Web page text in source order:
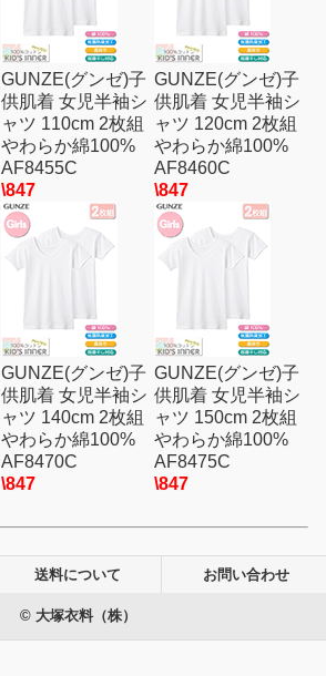
GUNZE(グンゼ)子
供肌着 女児半袖シ
ャツ 110cm 2枚組
やわらか綿100%
AF8455C
\847
GUNZE(グンゼ)子
供肌着 女児半袖シ
ャツ 120cm 2枚組
やわらか綿100%
AF8460C
\847
GUNZE(グンゼ)子
供肌着 女児半袖シ
ャツ 140cm 2枚組
やわらか綿100%
AF8470C
\847
GUNZE(グンゼ)子
供肌着 女児半袖シ
ャツ 150cm 2枚組
やわらか綿100%
AF8475C
\847
送料について お問い合わせ
© 大塚衣料（株）